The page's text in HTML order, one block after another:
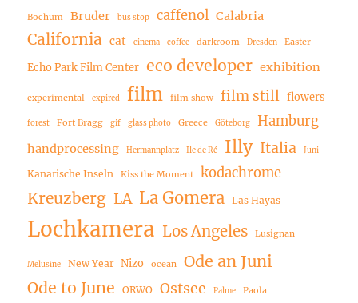
Bochum Bruder bus stop caffenol Calabria
California cat cinema coffee darkroom Dresden Easter
Echo Park Film Center eco developer exhibition
experimental expired film film show film still flowers
forest Fort Bragg gif glass photo Greece Göteborg Hamburg
handprocessing Hermannplatz Ile de Ré Illy Italia Juni
Kanarische Inseln Kiss the Moment kodachrome
Kreuzberg LA La Gomera Las Hayas
Lochkamera Los Angeles Lusignan
Melusine New Year Nizo ocean
Ode an Juni
Ode to June
ORWO Ostsee Palme Paola